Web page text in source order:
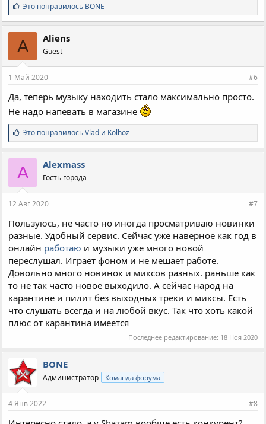
С
и
м
п
а
т
и
и
:
Это понравилось BONE
A Aliens
Guest
1 Май 2020 #6
Да, теперь музыку находить стало максимально просто.
Не надо напевать в магазине
С
и
м
п
а
т
и
:
Это понравилосьVlad и Kolhoz
A Alexmass
Гость города
12 Авг 2020 #7
Пользуюсь, не часто но иногда просматриваю новинки
разные. Удобный сервис. Сейчас уже наверное как год в
онлайн работаю и музыки уже много новой
переслушал. Играет фоном и не мешает работе.
Довольно много новинок и миксов разных. раньше как
то не так часто новое выходило. А сейчас народ на
карантине и пилит без выходных треки и миксы. Есть
что слушать всегда и на любой вкус. Так что хоть какой
плюс от карантина имеется
Последнее редактирование: 18 Ноя 2020
BONE
Администратор Команда форума
4 Янв 2022 #8